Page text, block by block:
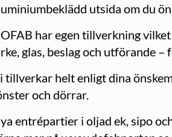
utsida om du
har egen tillverkning
glas, beslag och utförande
tillverkar helt enligt dina
och dörrar.
entrépartier i oljad ek, sipo